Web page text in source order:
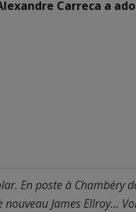
Carreca a
En poste à Chambéry
James Ellroy...